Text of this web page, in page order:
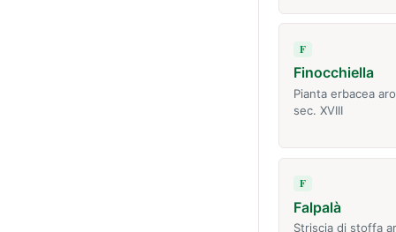
F
Finocchiella
Pianta erbacea
sec. XVIII
F
Falpalà
Striscia di stoffa